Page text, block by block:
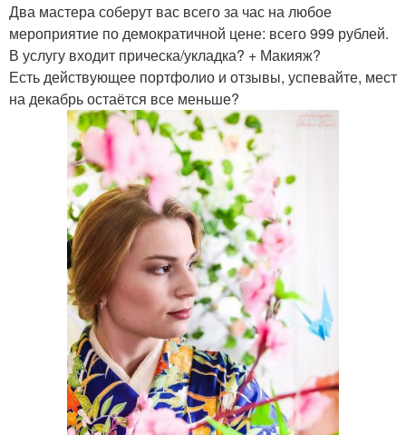
Два мастера соберут вас всего за час на любое
мероприятие по демократичной цене: всего 999 рублей.
В услугу входит прическа/укладка? + Макияж?
Есть действующее портфолио и отзывы, успевайте, мест
на декабрь остаётся все меньше?